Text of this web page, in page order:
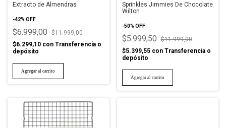
Extracto de Almendras
-42% OFF
$6.999,00
$11.999,00
$6.299,10 con Transferencia o
depósito
Sprinkles Jimmies De Chocolate
Wilton
-50% OFF
$5.999,50
$11.999,00
$5.399,55 con Transferencia o
depósito